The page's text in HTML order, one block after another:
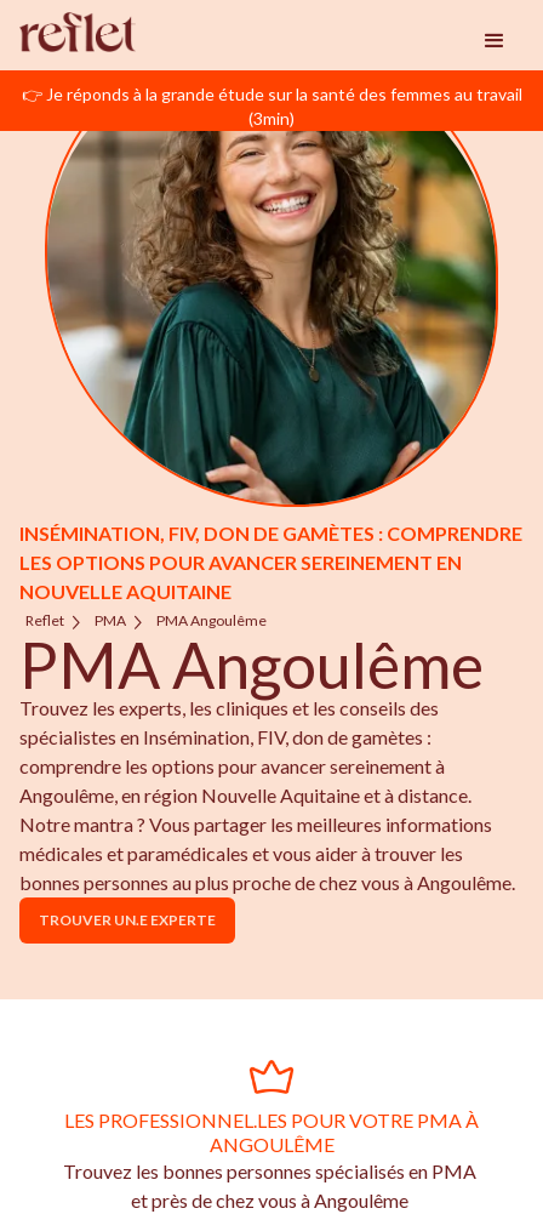
👉 Je réponds à la grande étude sur la santé des femmes au travail
(3min)
INSÉMINATION, FIV, DON DE GAMÈTES : COMPRENDRE
LES OPTIONS POUR AVANCER SEREINEMENT EN
NOUVELLE AQUITAINE
Reflet PMA PMA Angoulême
PMA Angoulême
Trouvez les experts, les cliniques et les conseils des
spécialistes en Insémination, FIV, don de gamètes :
comprendre les options pour avancer sereinement à
Angoulême, en région Nouvelle Aquitaine et à distance.
Notre mantra ? Vous partager les meilleures informations
médicales et paramédicales et vous aider à trouver les
bonnes personnes au plus proche de chez vous à Angoulême.
TROUVER UN.E EXPERTE
LES PROFESSIONNEL.LES POUR VOTRE PMA À
ANGOULÊME
Trouvez les bonnes personnes spécialisés en PMA
et près de chez vous à Angoulême